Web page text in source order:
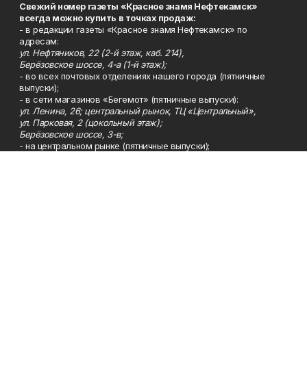
Свежий номер газеты «Красное знамя Нефтекамск»
всегда можно купить в точках продаж:
- в редакции газеты «Красное знамя Нефтекамск» по
адресам:
ул. Нефтяников, 22 (2-й этаж, каб. 214),
Берёзовское шоссе, 4-а (1-й этаж);
- во всех почтовых отделениях нашего города (пятничные
выпуски);
- в сети магазинов «Бегемот» (пятничные выпуски):
ул. Ленина, 26; центральный рынок, ТЦ «Центральный»,
ул. Парковая, 2 (цокольный этаж);
Берёзовское шоссе, 3-в;
- на центральном рынке (пятничные выпуски);